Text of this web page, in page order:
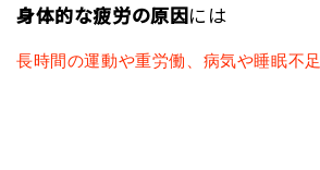
身体的な疲労の原因には
長時間の運動や重労働、病気や睡眠不足